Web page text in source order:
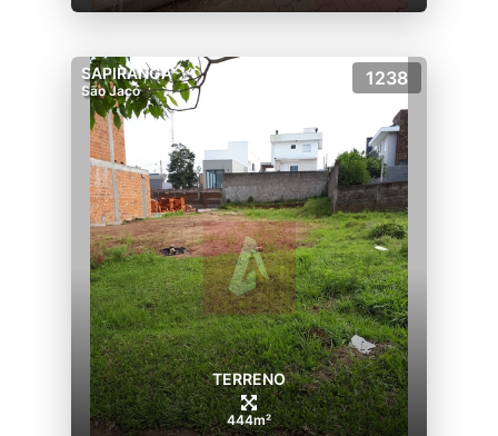
SAPIRANGA
São Jacó
1238
TERRENO
444m²